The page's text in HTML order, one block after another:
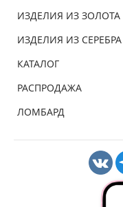
ИЗДЕЛИЯ ИЗ ЗОЛОТА
ИЗДЕЛИЯ ИЗ СЕРЕБРА
КАТАЛОГ
РАСПРОДАЖА
ЛОМБАРД